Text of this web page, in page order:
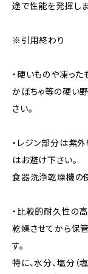
途で性能を発揮しま
※引用終わり
・硬いものや凍った
かぼちゃ等の硬い
さい。
・レジン部分は紫
はお避け下さい。
食器洗浄乾燥機の
・比較的耐久性の
乾燥させてから保
す。
特に、水分、塩分（